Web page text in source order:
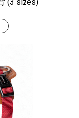
(3 sizes)